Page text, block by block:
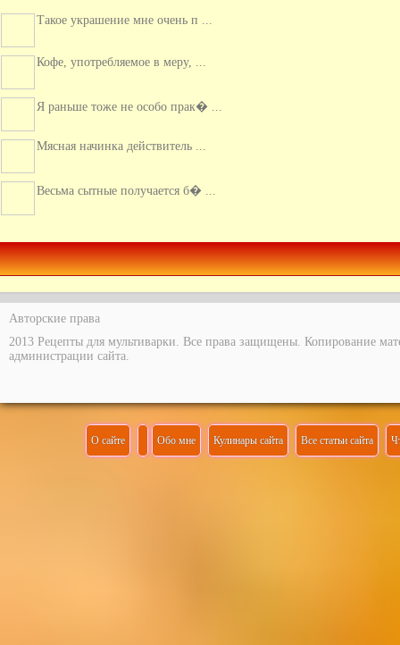
Такое украшение мне очень п ...
Кофе, употребляемое в меру, ...
Я раньше тоже не особо прак� ...
Мясная начинка действитель ...
Весьма сытные получается б� ...
Авторские права
2013 Рецепты для мультиварки. Все права защищены. Копирование
администрации сайта.
О сайте Обо мне Кулинары сайта Все статьи сайта